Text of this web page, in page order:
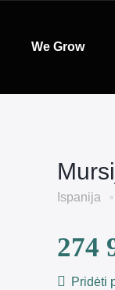
We Grow
Ispanija
274
Pridėti